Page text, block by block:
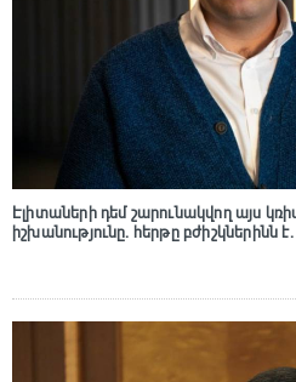
Էլիտաների դեմ շարունակվող այս
իշխանությունը. հերթը բժիշկներինն